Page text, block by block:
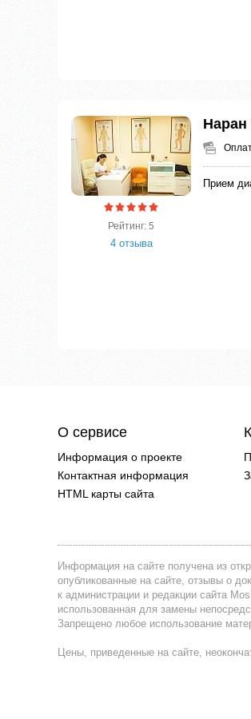
Рейтинг: 5
4 отзыва
Наран
Прием
О сервисе
Информация о проекте
Контактная информация
HTML карты сайта
Информация на сайте получена из
опубликованные на сайте, отзывы о
к администрации и редакции сайта
использованная для замены
Запрещено любое использование
Цены, приведенные на сайте,